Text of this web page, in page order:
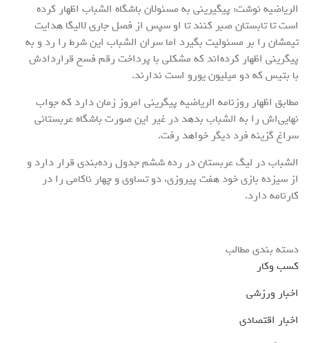
الریاضیه نوشت: پیگیرینی به مسئولان باشگاه الشباب اظهار کرده
است تا تابستان صبر کنند تا او سپس از فصل جاری لالیگا هدایت
تیمشان را بر مسئولیت بگیرد اما سران الشباب این شرط را رد و به
پیگرینی اظهار کرده‌اند که مشکلی با پرداخت رقم فسخ قراردادش
با بتیس که دو میلیون یورو است ندارند.
مطابق اظهار روزنامه الریاضیه پیگرینی امروز زمان دارد که جواب
نهایی‌اش را به الشباب بدهد در غیر این صورت باشگاه عربستانی
سراغ گزینه فرد دیگر خواهد رفت.
الشباب در لیگ عربستان در رده ششم جدول رده‌بندی قرار دارد و
از سیزده بازی خود هفت پیروزی، دو تساوی و چهار ناکامی را در
کارنامه دارد.
دسته بندی مطالب
کسب وکار
اخبار ورزشی
اخبار اقتصادی